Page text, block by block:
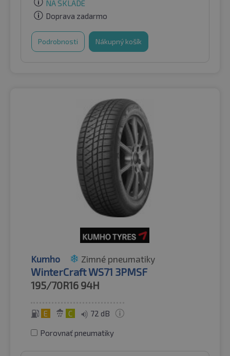
NA SKLADE
Doprava zadarmo
Podrobnosti Nákupný košík
Kumho Zimné pneumatiky
WinterCraft WS71 3PMSF
195/70R16 94H
E C 72 dB
Porovnať pneumatiky